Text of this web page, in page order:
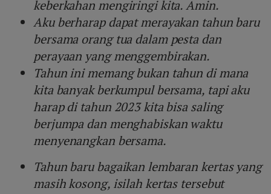
keberkahan mengiringi kita. Amin.
Aku berharap dapat merayakan tahun baru
bersama orang tua dalam pesta dan
perayaan yang menggembirakan.
Tahun ini memang bukan tahun di mana
kita banyak berkumpul bersama, tapi aku
harap di tahun 2023 kita bisa saling
berjumpa dan menghabiskan waktu
menyenangkan bersama.
Tahun baru bagaikan lembaran kertas yang
masih kosong, isilah kertas tersebut